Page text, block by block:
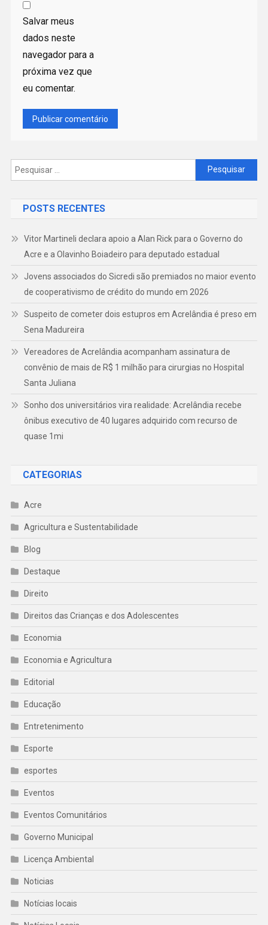
Salvar meus
dados neste
navegador para a
próxima vez que
eu comentar.
Pesquisar
por:
POSTS RECENTES
Vitor Martineli declara apoio a Alan Rick para o Governo do
Acre e a Olavinho Boiadeiro para deputado estadual
Jovens associados do Sicredi são premiados no maior evento
de cooperativismo de crédito do mundo em 2026
Suspeito de cometer dois estupros em Acrelândia é preso em
Sena Madureira
Vereadores de Acrelândia acompanham assinatura de
convênio de mais de R$ 1 milhão para cirurgias no Hospital
Santa Juliana
Sonho dos universitários vira realidade: Acrelândia recebe
ônibus executivo de 40 lugares adquirido com recurso de
quase 1mi
CATEGORIAS
Acre
Agricultura e Sustentabilidade
Blog
Destaque
Direito
Direitos das Crianças e dos Adolescentes
Economia
Economia e Agricultura
Editorial
Educação
Entretenimento
Esporte
esportes
Eventos
Eventos Comunitários
Governo Municipal
Licença Ambiental
Noticias
Notícias locais